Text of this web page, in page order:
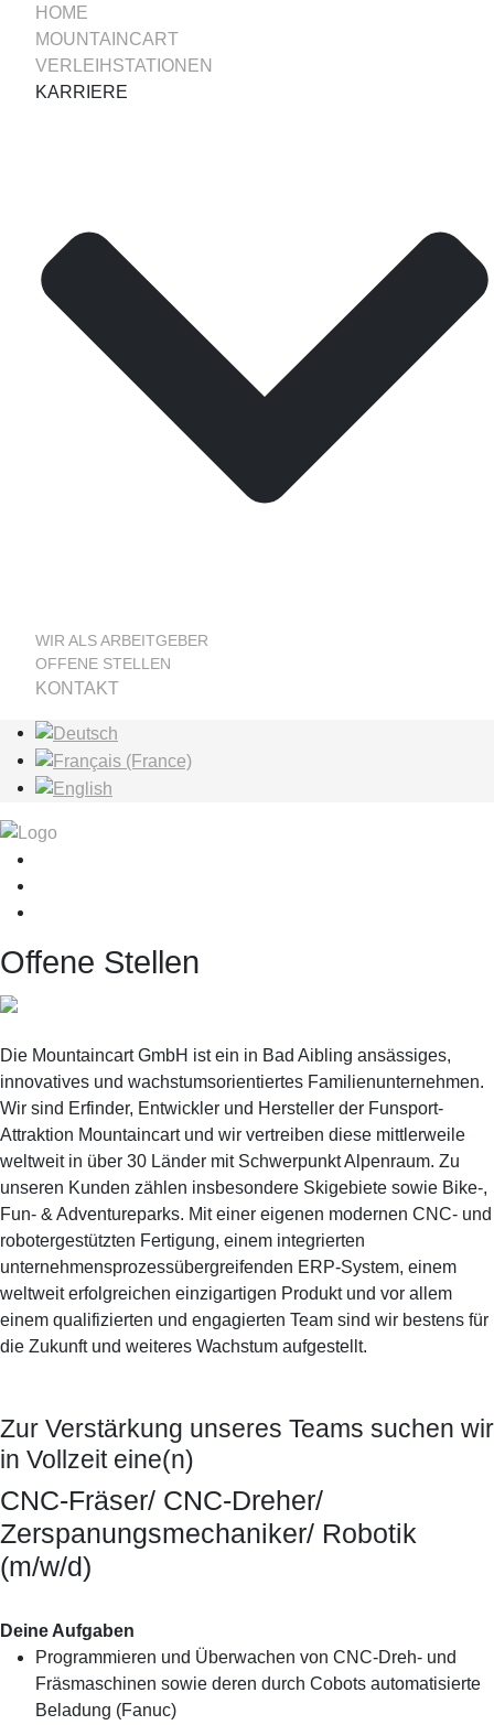
HOME
MOUNTAINCART
VERLEIHSTATIONEN
KARRIERE
WIR ALS ARBEITGEBER
OFFENE STELLEN
KONTAKT
Sprache auswählen
Offene Stellen
Die Mountaincart GmbH ist ein in Bad Aibling ansässiges,
innovatives und wachstumsorientiertes Familienunternehmen.
Wir sind Erfinder, Entwickler und Hersteller der Funsport-
Attraktion Mountaincart und wir vertreiben diese mittlerweile
weltweit in über 30 Länder mit Schwerpunkt Alpenraum. Zu
unseren Kunden zählen insbesondere Skigebiete sowie Bike-,
Fun- & Adventureparks. Mit einer eigenen modernen CNC- und
robotergestützten Fertigung, einem integrierten
unternehmensprozessübergreifenden ERP-System, einem
weltweit erfolgreichen einzigartigen Produkt und vor allem
einem qualifizierten und engagierten Team sind wir bestens für
die Zukunft und weiteres Wachstum aufgestellt.
Zur Verstärkung unseres Teams suchen wir
in Vollzeit eine(n)
CNC-Fräser/ CNC-Dreher/
Zerspanungsmechaniker/ Robotik
(m/w/d)
Deine Aufgaben
Programmieren und Überwachen von CNC-Dreh- und
Fräsmaschinen sowie deren durch Cobots automatisierte
Beladung (Fanuc)